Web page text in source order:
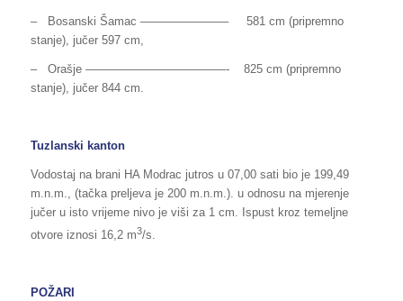
– Bosanski Šamac ———————– 581 cm (pripremno
stanje), jučer 597 cm,
– Orašje ————————————- 825 cm (pripremno
stanje), jučer 844 cm.
Tuzlanski kanton
Vodostaj na brani HA Modrac jutros u 07,00 sati bio je 199,49
m.n.m., (tačka preljeva je 200 m.n.m.). u odnosu na mjerenje
jučer u isto vrijeme nivo je viši za 1 cm. Ispust kroz temeljne
otvore iznosi 16,2 m3/s.
POŽARI